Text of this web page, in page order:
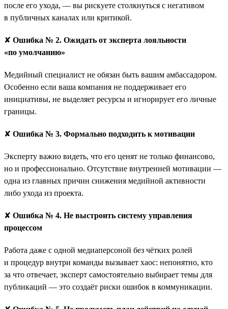
после его ухода, — вы рискуете столкнуться с негативом
в публичных каналах или критикой.
✘ Ошибка № 2. Ожидать от эксперта лояльности
«по умолчанию»
Медийный специалист не обязан быть вашим амбассадором.
Особенно если ваша компания не поддерживает его
инициативы, не выделяет ресурсы и игнорирует его личные
границы.
✘ Ошибка № 3. Формально подходить к мотивации
Эксперту важно видеть, что его ценят не только финансово,
но и профессионально. Отсутствие внутренней мотивации —
одна из главных причин снижения медийной активности
либо ухода из проекта.
✘ Ошибка № 4. Не выстроить систему управления
процессом
Работа даже с одной медиаперсоной без чётких ролей
и процедур внутри команды вызывает хаос: непонятно, кто
за что отвечает, эксперт самостоятельно выбирает темы для
публикаций — это создаёт риски ошибок в коммуникации.